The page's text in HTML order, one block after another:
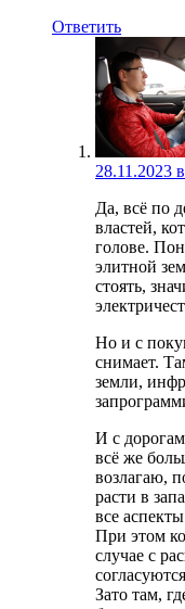
Ответить
28.11.2023
Да, всё по
властей,
голове.
элитной
стоять,
Но и с
снимает.
земли,
И с
всё же
возлагаю,
расти в
все
При этом
случае с
Зато там,